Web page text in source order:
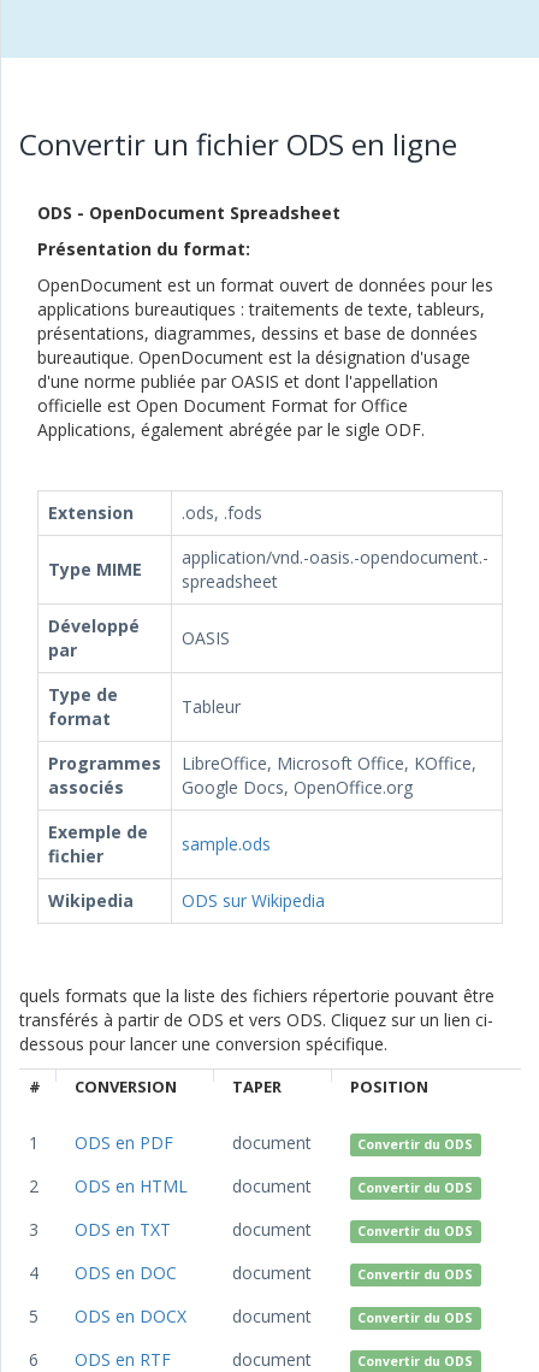
Convertir un fichier ODS en ligne
ODS - OpenDocument Spreadsheet
Présentation du format:
OpenDocument est un format ouvert de données pour les
applications bureautiques : traitements de texte, tableurs,
présentations, diagrammes, dessins et base de données
bureautique. OpenDocument est la désignation d'usage
d'une norme publiée par OASIS et dont l'appellation
officielle est Open Document Format for Office
Applications, également abrégée par le sigle ODF.
Extension .ods, .fods
Type MIME
application/vnd.-oasis.-opendocument.-
spreadsheet
Développé
par
OASIS
Type de
format
Tableur
Programmes
associés
LibreOffice, Microsoft Office, KOffice,
Google Docs, OpenOffice.org
Exemple de
fichier
sample.ods
Wikipedia ODS sur Wikipedia
quels formats que la liste des fichiers répertorie pouvant être
transférés à partir de ODS et vers ODS. Cliquez sur un lien ci-
dessous pour lancer une conversion spécifique.
# CONVERSION TAPER POSITION
1 ODS en PDF document Convertir du ODS
2 ODS en HTML document Convertir du ODS
3 ODS en TXT document Convertir du ODS
4 ODS en DOC document Convertir du ODS
5 ODS en DOCX document Convertir du ODS
6 ODS en RTF document Convertir du ODS